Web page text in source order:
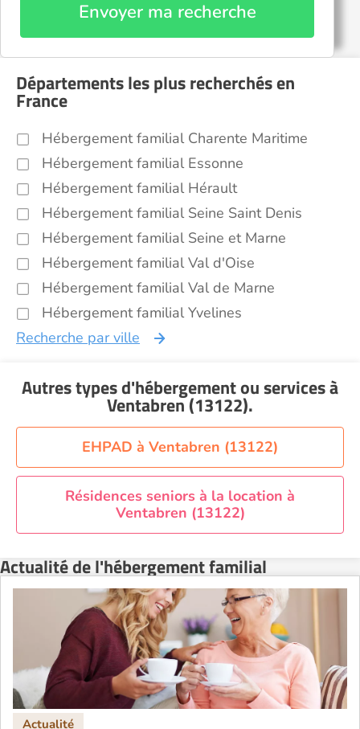
Envoyer ma recherche
Départements les plus recherchés en
France
Hébergement familial Charente Maritime
Hébergement familial Essonne
Hébergement familial Hérault
Hébergement familial Seine Saint Denis
Hébergement familial Seine et Marne
Hébergement familial Val d'Oise
Hébergement familial Val de Marne
Hébergement familial Yvelines
Recherche par ville
Autres types d'hébergement ou servicesà
Ventabren (13122).
EHPAD à Ventabren (13122)
Résidences seniors à la location à
Ventabren (13122)
Actualité de l'hébergement familial